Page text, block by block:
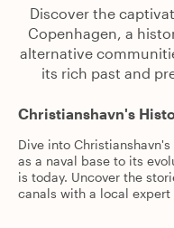
Discover the
Copenhagen, a
alternative
its rich past and
Christianshavn's
Dive into
as a naval base to its
is today. Uncover the
canals with a local expert